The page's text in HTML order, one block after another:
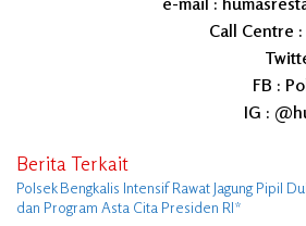
Call Centre
FB :
IG :
Berita Terkait
Polsek Bengkalis Intensif Rawat Jagung Pipil
dan Program Asta Cita Presiden RI*